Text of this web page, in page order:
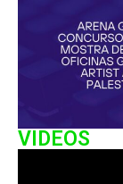
VIDEOS